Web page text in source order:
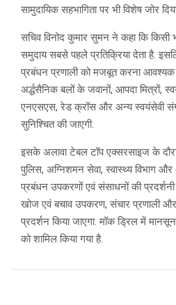
सामुदायिक सहभागिता पर भी विशेष जोर
सचिव विनोद कुमार सुमन ने कहा कि किसी
समुदाय सबसे पहले प्रतिक्रिया देता है.
प्रबंधन प्रणाली को मजबूत करना आवश्यक
अर्द्धसैनिक बलों के जवानों, आपदा मित्रों,
एनएसएस, रेड क्रॉस और अन्य स्वयंसेवी
सुनिश्चित की जाएगी.
इसके अलावा टेबल टॉप एक्सरसाइज के
पुलिस, अग्निशमन सेवा, स्वास्थ्य विभाग और
प्रबंधन उपकरणों एवं संसाधनों की
खोज एवं बचाव उपकरण, संचार प्रणाली और
प्रदर्शन किया जाएगा. मॉक ड्रिल में
को शामिल किया गया है.